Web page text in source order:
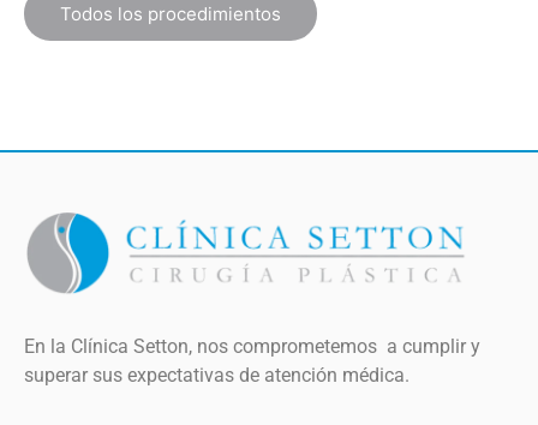
Todos los procedimientos
En la Clínica Setton, nos comprometemos a cumplir y
superar sus expectativas de atención médica.